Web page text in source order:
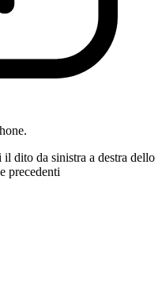
dito da sinistra a destra dello
precedenti